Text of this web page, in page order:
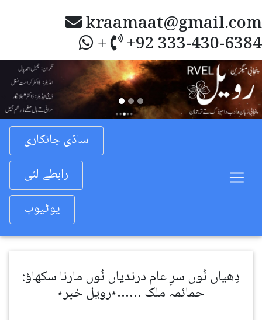
kraamaat@gmail.com
+ +92 333-430-6384
Previous
ساڈی جانکاری
رابطے لئی
یوٹیوب
دِھیاں نُوں سرِ عام درندیاں نُوں مارنا سکھاؤ:
حمائمہ ملک ……٭رویل خبر٭